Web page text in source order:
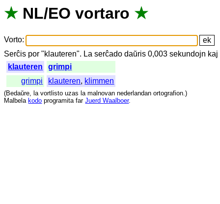
★ NL/EO vortaro ★
Vorto:
Serĉis por "klauteren". La serĉado daŭris 0,003sekundojn kaj
klauteren
grimpi
grimpi
klauteren, klimmen
(Bedaŭre, la vortlisto uzas la malnovan nederlandan ortografion.)
Malbela kodo programita far Juerd Waalboer.